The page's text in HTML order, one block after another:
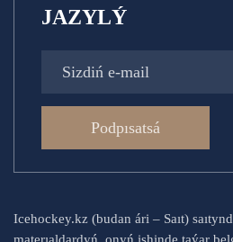
JAZYLÝ
Podpısatsá
Icehockey.kz (budan ári – Saıt)